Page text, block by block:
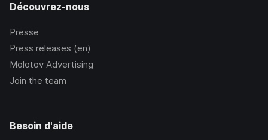
Découvrez-nous
Presse
Press releases (en)
Molotov Advertising
Join the team
Besoin d'aide